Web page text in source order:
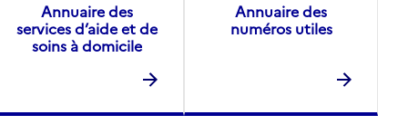
Annuaire des
services d’aide et de
soins à domicile
Annuaire des
numéros utiles